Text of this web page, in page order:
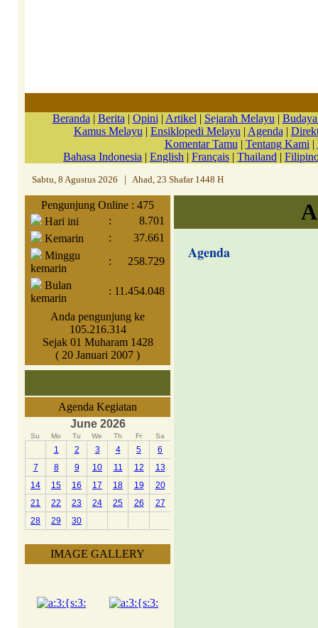
Beranda | Berita | Opini | Artikel | Sejarah Melayu |
Kamus Melayu | Ensiklopedi Melayu | Agenda |
Komentar Tamu | Tentang Kami |
Bahasa Indonesia | English | Français | Thailand |
Sabtu, 8 Agustus 2026 Ahad, 23 Shafar 1448 H
Pengunjung Online : 475
Hari ini
:
8.701
Kemarin
:
37.661
Minggu
kemarin
:
258.729
Bulan
kemarin
: 11.454.048
Anda pengunjung ke
105.216.314
Sejak 01 Muharam 1428
( 20 Januari 2007 )
Agenda Kegiatan
June 2026
Su Mo Tu We Th Fr Sa
1 2 3 4 5
6
7
8 9 10 11 12
13
14
15 16 17 18 19
20
21
22 23 24 25 26
27
28
29 30
IMAGE GALLERY
Agenda